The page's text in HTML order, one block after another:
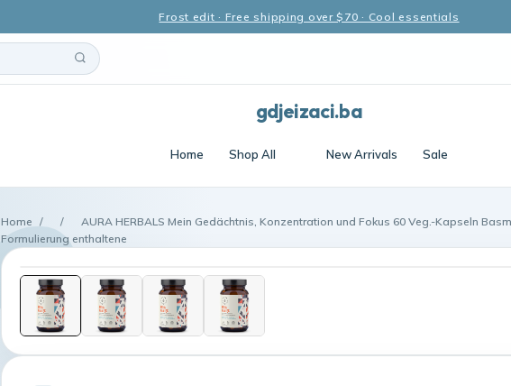
Frost edit · Free shipping over $70 · Cool essentials
gdjeizaci.ba
Home Shop All New Arrivals Sale
Home / /
AURA HERBALS Mein Gedächtnis, Konzentration und Fokus 60 Veg.-Kapseln
Formulierung enthaltene